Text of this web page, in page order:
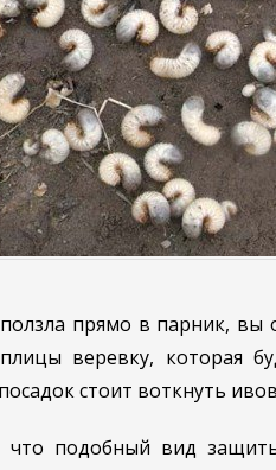
прямо в парник, вы
веревку, которая
стоит воткнуть
что подобный вид